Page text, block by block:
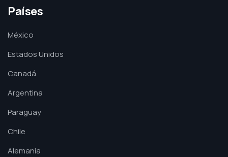
Países
México
Estados Unidos
Canadá
Argentina
Paraguay
Chile
Alemania